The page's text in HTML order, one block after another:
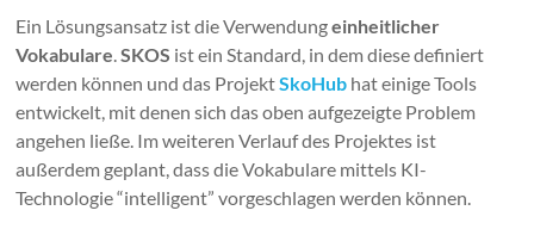
Ein Lösungsansatz ist die Verwendungeinheitlicher
Vokabulare.SKOS ist ein Standard, in dem diese definiert
werden können und das ProjektSkoHub hat einige Tools
entwickelt, mit denen sich das oben aufgezeigte Problem
angehen ließe. Im weiteren Verlauf des Projektes ist
außerdem geplant, dass die Vokabulare mittels KI-
Technologie “intelligent” vorgeschlagen werden können.